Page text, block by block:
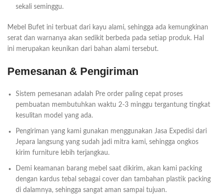
sekali seminggu.
Mebel Bufet ini terbuat dari kayu alami, sehingga ada kemungkinan
serat dan warnanya akan sedikit berbeda pada setiap produk. Hal
ini merupakan keunikan dari bahan alami tersebut.
Pemesanan & Pengiriman
Sistem pemesanan adalah Pre order paling cepat proses
pembuatan membutuhkan waktu 2-3 minggu tergantung tingkat
kesulitan model yang ada.
Pengiriman yang kami gunakan menggunakan Jasa Expedisi dari
Jepara langsung yang sudah jadi mitra kami, sehingga ongkos
kirim furniture lebih terjangkau.
Demi keamanan barang mebel saat dikirim, akan kami packing
dengan kardus tebal sebagai cover dan tambahan plastik packing
di dalamnya, sehingga sangat aman sampai tujuan.